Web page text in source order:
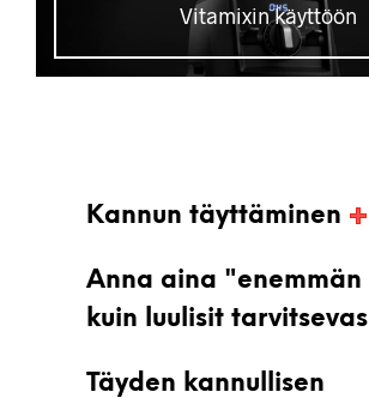
Vitamixin käyttöön
Kannun täyttäminen
Anna aina "enemmän
kuin luulisit
Täyden kannullisen